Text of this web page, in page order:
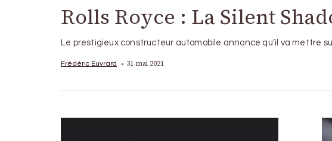
Rolls Royce : La Silent
Le prestigieux constructeur automobile annonce qu’il va mettre
Frédéric Euvrard 31 mai 2021